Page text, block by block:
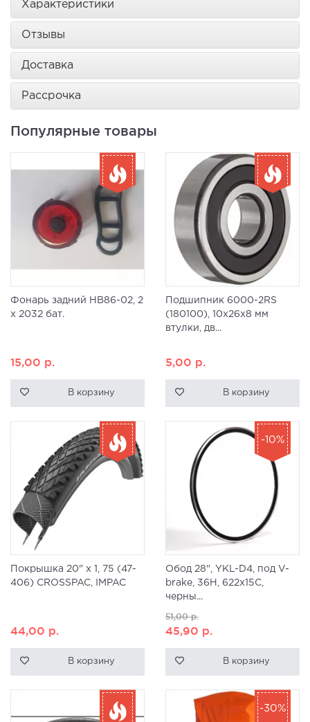
Характеристики
Отзывы
Доставка
Рассрочка
Популярные товары
Фонарь задний HB86-02, 2
x 2032 бат.
15,00 р.
В корзину
Подшипник 6000-2RS
(180100), 10x26x8 мм
втулки, дв...
5,00 р.
В корзину
Покрышка 20" x 1, 75 (47-
406) CROSSPAC, IMPAC
44,00 р.
В корзину
Обод 28", YKL-D4, под V-
brake, 36H, 622x15C,
черны...
51,00р.
45,90 р.
В корзину
-10%
-30%